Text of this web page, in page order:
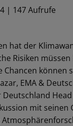
| 147 Aufrufe
hat der
Risiken
Chancen können
EMA &
Deutschland
mit seinen